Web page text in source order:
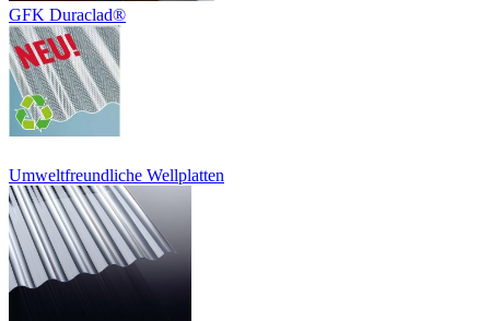
GFK Duraclad®
Umweltfreundliche Wellplatten